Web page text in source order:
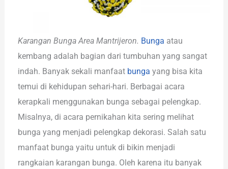
Karangan Bunga Area Mantrijeron. Bunga atau
kembang adalah bagian dari tumbuhan yang sangat
indah. Banyak sekali manfaat bunga yang bisa kita
temui di kehidupan sehari-hari. Berbagai acara
kerapkali menggunakan bunga sebagai pelengkap.
Misalnya, di acara pernikahan kita sering melihat
bunga yang menjadi pelengkap dekorasi. Salah satu
manfaat bunga yaitu untuk di bikin menjadi
rangkaian karangan bunga. Oleh karena itu banyak